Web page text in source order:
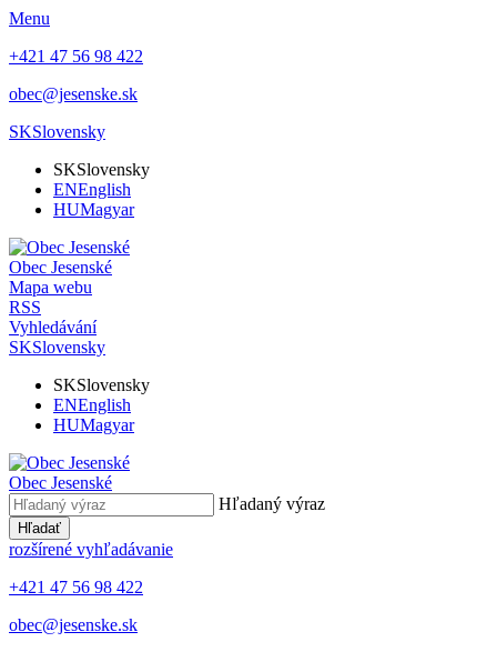
Menu
+421 47 56 98 422
obec@jesenske.sk
SKSlovensky
SKSlovensky
ENEnglish
HUMagyar
Obec Jesenské
Mapa webu
RSS
Vyhledávání
SKSlovensky
SKSlovensky
ENEnglish
HUMagyar
Obec Jesenské
Hľadaný výraz
Hľadať
rozšírené vyhľadávanie
+421 47 56 98 422
obec@jesenske.sk